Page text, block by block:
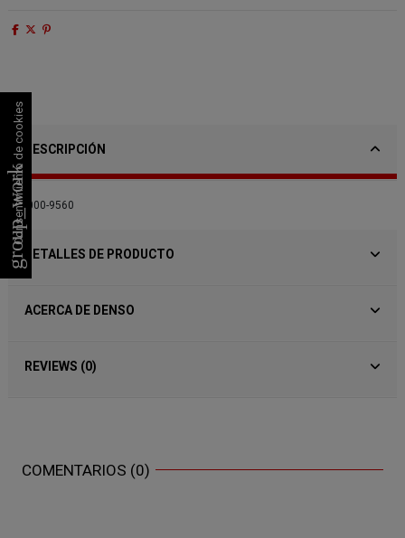
DESCRIPCIÓN
095000-9560
DETALLES DE PRODUCTO
ACERCA DE DENSO
REVIEWS (0)
COMENTARIOS (0)
group_work
Consentimiento de cookies